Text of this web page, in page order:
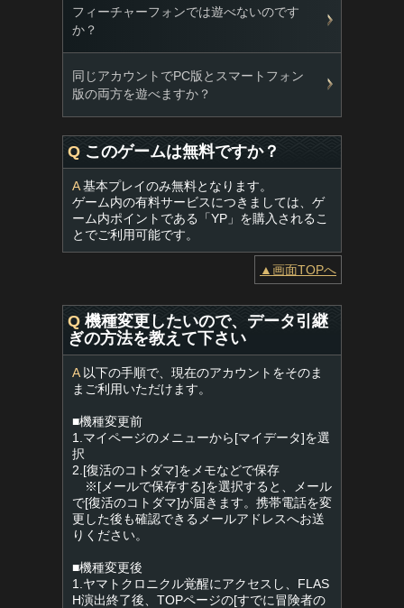
フィーチャーフォンでは遊べないのです
か？
同じアカウントでPC版とスマートフォン
版の両方を遊べますか？
Q このゲームは無料ですか？
A基本プレイのみ無料となります。
ゲーム内の有料サービスにつきましては、ゲ
ーム内ポイントである「YP」を購入されるこ
とでご利用可能です。
▲画面TOPへ
Q 機種変更したいので、データ引継
ぎの方法を教えて下さい
A以下の手順で、現在のアカウントをそのま
まご利用いただけます。
■機種変更前
1.マイページのメニューから[マイデータ]を選
択
2.[復活のコトダマ]をメモなどで保存
※[メールで保存する]を選択すると、メール
で[復活のコトダマ]が届きます。携帯電話を変
更した後も確認できるメールアドレスへお送
りください。
■機種変更後
1.ヤマトクロニクル覚醒にアクセスし、FLAS
H演出終了後、TOPページの[すでに冒険者の